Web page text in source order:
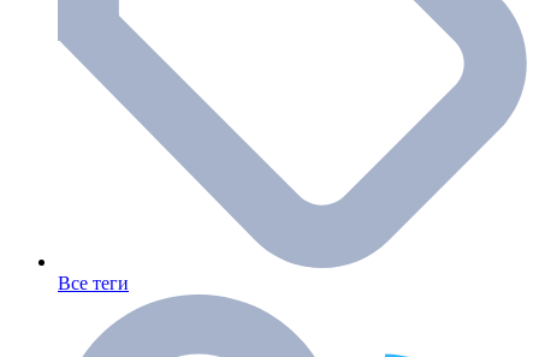
Все теги